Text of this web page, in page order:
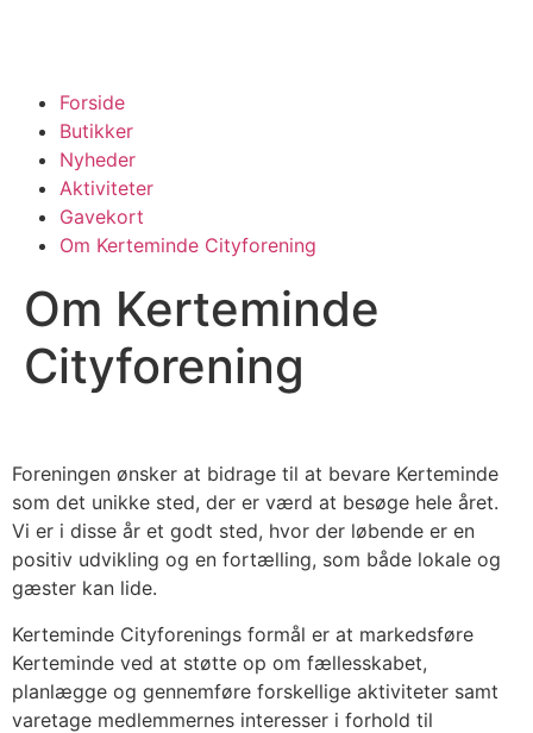
Forside
Butikker
Nyheder
Aktiviteter
Gavekort
Om Kerteminde Cityforening
Om Kerteminde
Cityforening
Foreningen ønsker at bidrage til at bevare Kerteminde
som det unikke sted, der er værd at besøge hele året.
Vi er i disse år et godt sted, hvor der løbende er en
positiv udvikling og en fortælling, som både lokale og
gæster kan lide.
Kerteminde Cityforenings formål er at markedsføre
Kerteminde ved at støtte op om fællesskabet,
planlægge og gennemføre forskellige aktiviteter samt
varetage medlemmernes interesser i forhold til